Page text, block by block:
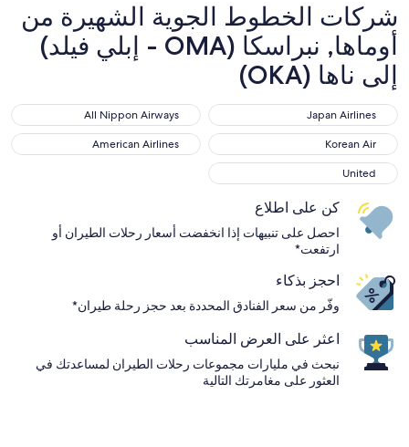
شركات الخطوط الجوية الشهيرة من
أوماها, نبراسكا (OMA - إبلي فيلد)
إلى ناها (OKA)
Japan Airlines
Japan Airlines
All Nippon Airways
All Nippon Airways
Korean Air
Korean Air
American Airlines
American Airlines
United
United
كن على اطلاع
احصل على تنبيهات إذا انخفضت أسعار رحلات الطيران أو
ارتفعت*
احجز بذكاء
وفّر من سعر الفنادق المحددة بعد حجز رحلة طيران*
اعثر على العرض المناسب
نبحث في مليارات مجموعات رحلات الطيران لمساعدتك في
العثور على مغامرتك التالية